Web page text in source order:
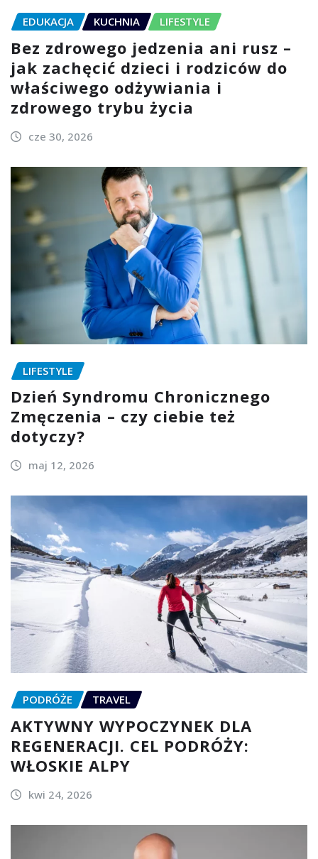
EDUKACJA KUCHNIA LIFESTYLE
Bez zdrowego jedzenia ani rusz –
jak zachęcić dzieci i rodziców do
właściwego odżywiania i
zdrowego trybu życia
cze 30, 2026
LIFESTYLE
Dzień Syndromu Chronicznego
Zmęczenia – czy ciebie też
dotyczy?
maj 12, 2026
PODRÓŻE TRAVEL
AKTYWNY WYPOCZYNEK DLA
REGENERACJI. CEL PODRÓŻY:
WŁOSKIE ALPY
kwi 24, 2026